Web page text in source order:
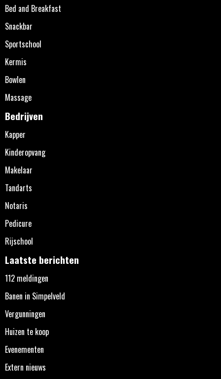
Bed and Breakfast
Snackbar
Sportschool
Kermis
Bowlen
Massage
Bedrijven
Kapper
Kinderopvang
Makelaar
Tandarts
Notaris
Pedicure
Rijschool
Laatste berichten
112 meldingen
Banen in Simpelveld
Vergunningen
Huizen te koop
Evenementen
Extern nieuws